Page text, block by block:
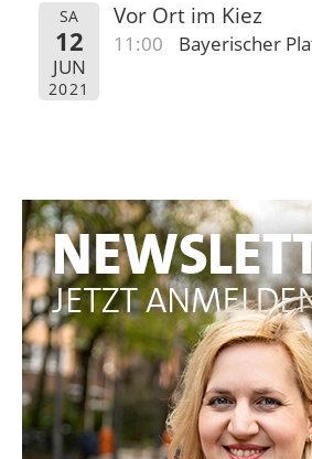
SA
12
JUN
2021
Vor Ort im Kiez
11:00 Bayerischer